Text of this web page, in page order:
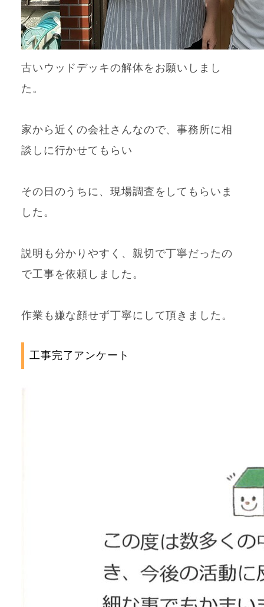
古いウッドデッキの解体をお願いしまし
た。
家から近くの会社さんなので、事務所に相
談しに行かせてもらい
その日のうちに、現場調査をしてもらいま
した。
説明も分かりやすく、親切で丁寧だったの
で工事を依頼しました。
作業も嫌な顔せず丁寧にして頂きました。
工事完了アンケート